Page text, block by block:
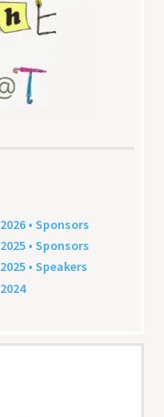
2026 • Sponsors
2025 • Sponsors
2025 • Speakers
2024